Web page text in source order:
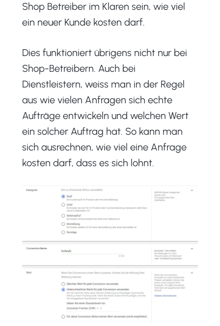
Shop Betreiber im Klaren sein, wie viel
ein neuer Kunde kosten darf.
Dies funktioniert übrigens nicht nur bei
Shop-Betreibern. Auch bei
Dienstleistern, weiss man in der Regel
aus wie vielen Anfragen sich echte
Aufträge entwickeln und welchen Wert
ein solcher Auftrag hat. So kann man
sich ausrechnen, wie viel eine Anfrage
kosten darf, dass es sich lohnt.